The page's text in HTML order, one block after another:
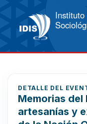
Instituto
DETALLE DEL
Memorias del
artesanías y